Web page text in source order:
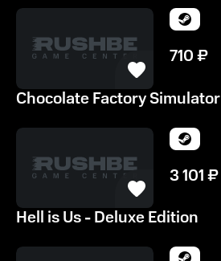
710₽
Chocolate Factory Simulator
3 101₽
Hell is Us - Deluxe Edition